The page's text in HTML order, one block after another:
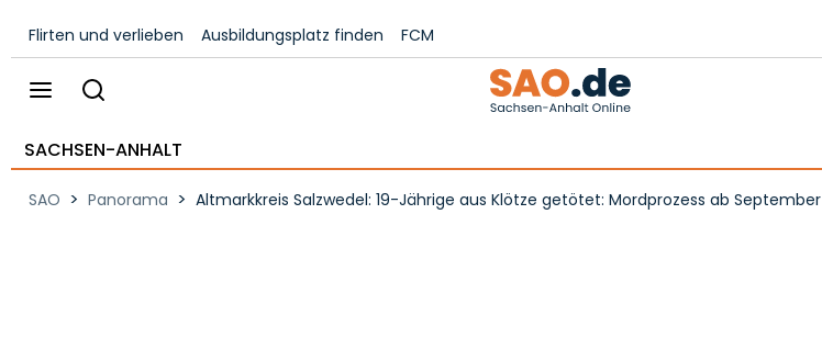
Flirten und verlieben Ausbildungsplatz finden FCM
SACHSEN-ANHALT
SAO > Panorama > Altmarkkreis Salzwedel: 19-Jährige aus Klötze getötet: Mordprozess ab September